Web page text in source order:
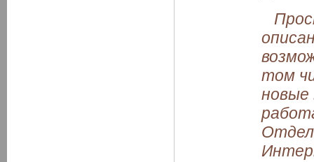
том
новые